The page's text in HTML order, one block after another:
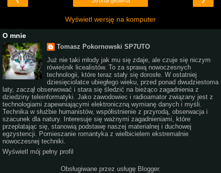
Wyświetl wersję na komputer
O mnie
Tomasz Pokornowski SP7UTO
Już nie taki młody jak mu się zdaje, ale czuje się niczym
rówieśnik licealistów. To za sprawą nowoczesnych
technologii, które teraz stały się dorosłe. W ostatniej
dziesięciolatce ubiegłego wieku, przed ponad dwudziestoma
laty, zaczął obserwować i stara się śledzić na bieżąco zagadnienia z
dziedziny teleinformatyki. Jako zawodowiec i radioamator związany jest z
technologiami zapewniającymi elektroniczną wymianę danych i myśli.
Technika w służbie humanistów, współistnienie z przyrodą, obserwacja i
szacunek dla natury. Interesuje się ważnymi zagadnieniami, które
przeplatając się, stanowią podstawę naszej materialnej i duchowej
egzystencji. Pomieszanie romantyka z wielbicielem ekstremalnie
nowoczesnej techniki.
Wyświetl mój pełny profil
Obsługiwane przez usługę Blogger.